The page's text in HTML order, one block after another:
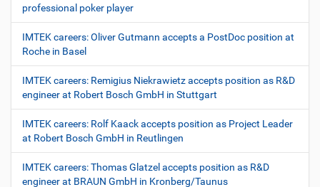
professional poker player
IMTEK careers: Oliver Gutmann accepts a PostDoc position at
Roche in Basel
IMTEK careers: Remigius Niekrawietz accepts position as R&D
engineer at Robert Bosch GmbH in Stuttgart
IMTEK careers: Rolf Kaack accepts position as Project Leader
at Robert Bosch GmbH in Reutlingen
IMTEK careers: Thomas Glatzel accepts position as R&D
engineer at BRAUN GmbH in Kronberg/Taunus